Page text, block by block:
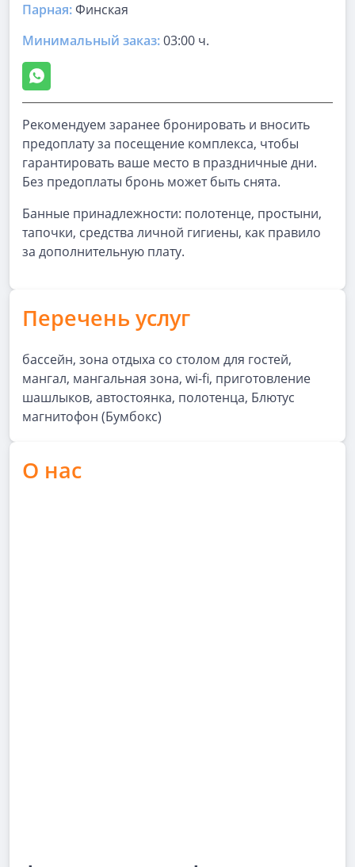
Парная:Финская
Минимальный заказ:03:00 ч.
Рекомендуем заранее бронировать и вносить
предоплату за посещение комплекса, чтобы
гарантировать ваше место в праздничные дни.
Без предоплаты бронь может быть снята.
Банные принадлежности: полотенце, простыни,
тапочки, средства личной гигиены, как правило
за дополнительную плату.
Перечень услуг
бассейн, зона отдыха со столом для гостей,
мангал, мангальная зона, wi-fi, приготовление
шашлыков, автостоянка, полотенца, Блютус
магнитофон (Бумбокс)
О нас